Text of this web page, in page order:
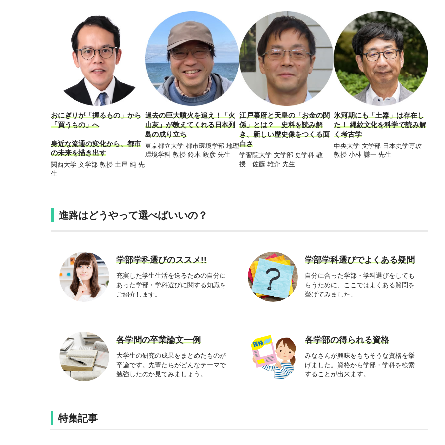
おにぎりが「握るもの」から
「買うもの」へ
身近な流通の変化から、都市
の未来を描き出す
関西大学 文学部 教授 土屋 純 先
生
過去の巨大噴火を追え！「火
山灰」が教えてくれる日本列
島の成り立ち
東京都立大学 都市環境学部 地理
環境学科 教授 鈴木 毅彦 先生
江戸幕府と天皇の「お金の関
係」とは？ 史料を読み解
き、新しい歴史像をつくる面
白さ
学習院大学 文学部 史学科 教
授 佐藤 雄介 先生
氷河期にも「土器」は存在し
た！ 縄紋文化を科学で読み解
く考古学
中央大学 文学部 日本史学専攻
教授 小林 謙一 先生
進路はどうやって選べばいいの？
学部学科選びのススメ!!
充実した学生生活を送るための自分に
あった学部・学科選びに関する知識を
ご紹介します。
学部学科選びでよくある疑問
自分に合った学部・学科選びをしても
らうために、ここではよくある質問を
挙げてみました。
各学問の卒業論文一例
大学生の研究の成果をまとめたものが
卒論です。先輩たちがどんなテーマで
勉強したのか見てみましょう。
各学部の得られる資格
みなさんが興味をもちそうな資格を挙
げました。資格から学部・学科を検索
することが出来ます。
特集記事